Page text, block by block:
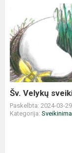
Velykų
sveikinimas
Šv. Velykų
Paskelbta: 2024-03-29
Kategorija: